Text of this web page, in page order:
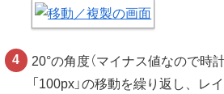
20°の角度（マイナス値なので時
「100px」の移動を繰り返し、レ